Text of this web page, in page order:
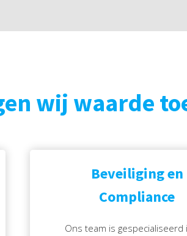
wij waarde
Beveiliging en
Compliance
Ons team is gespecialiseerd